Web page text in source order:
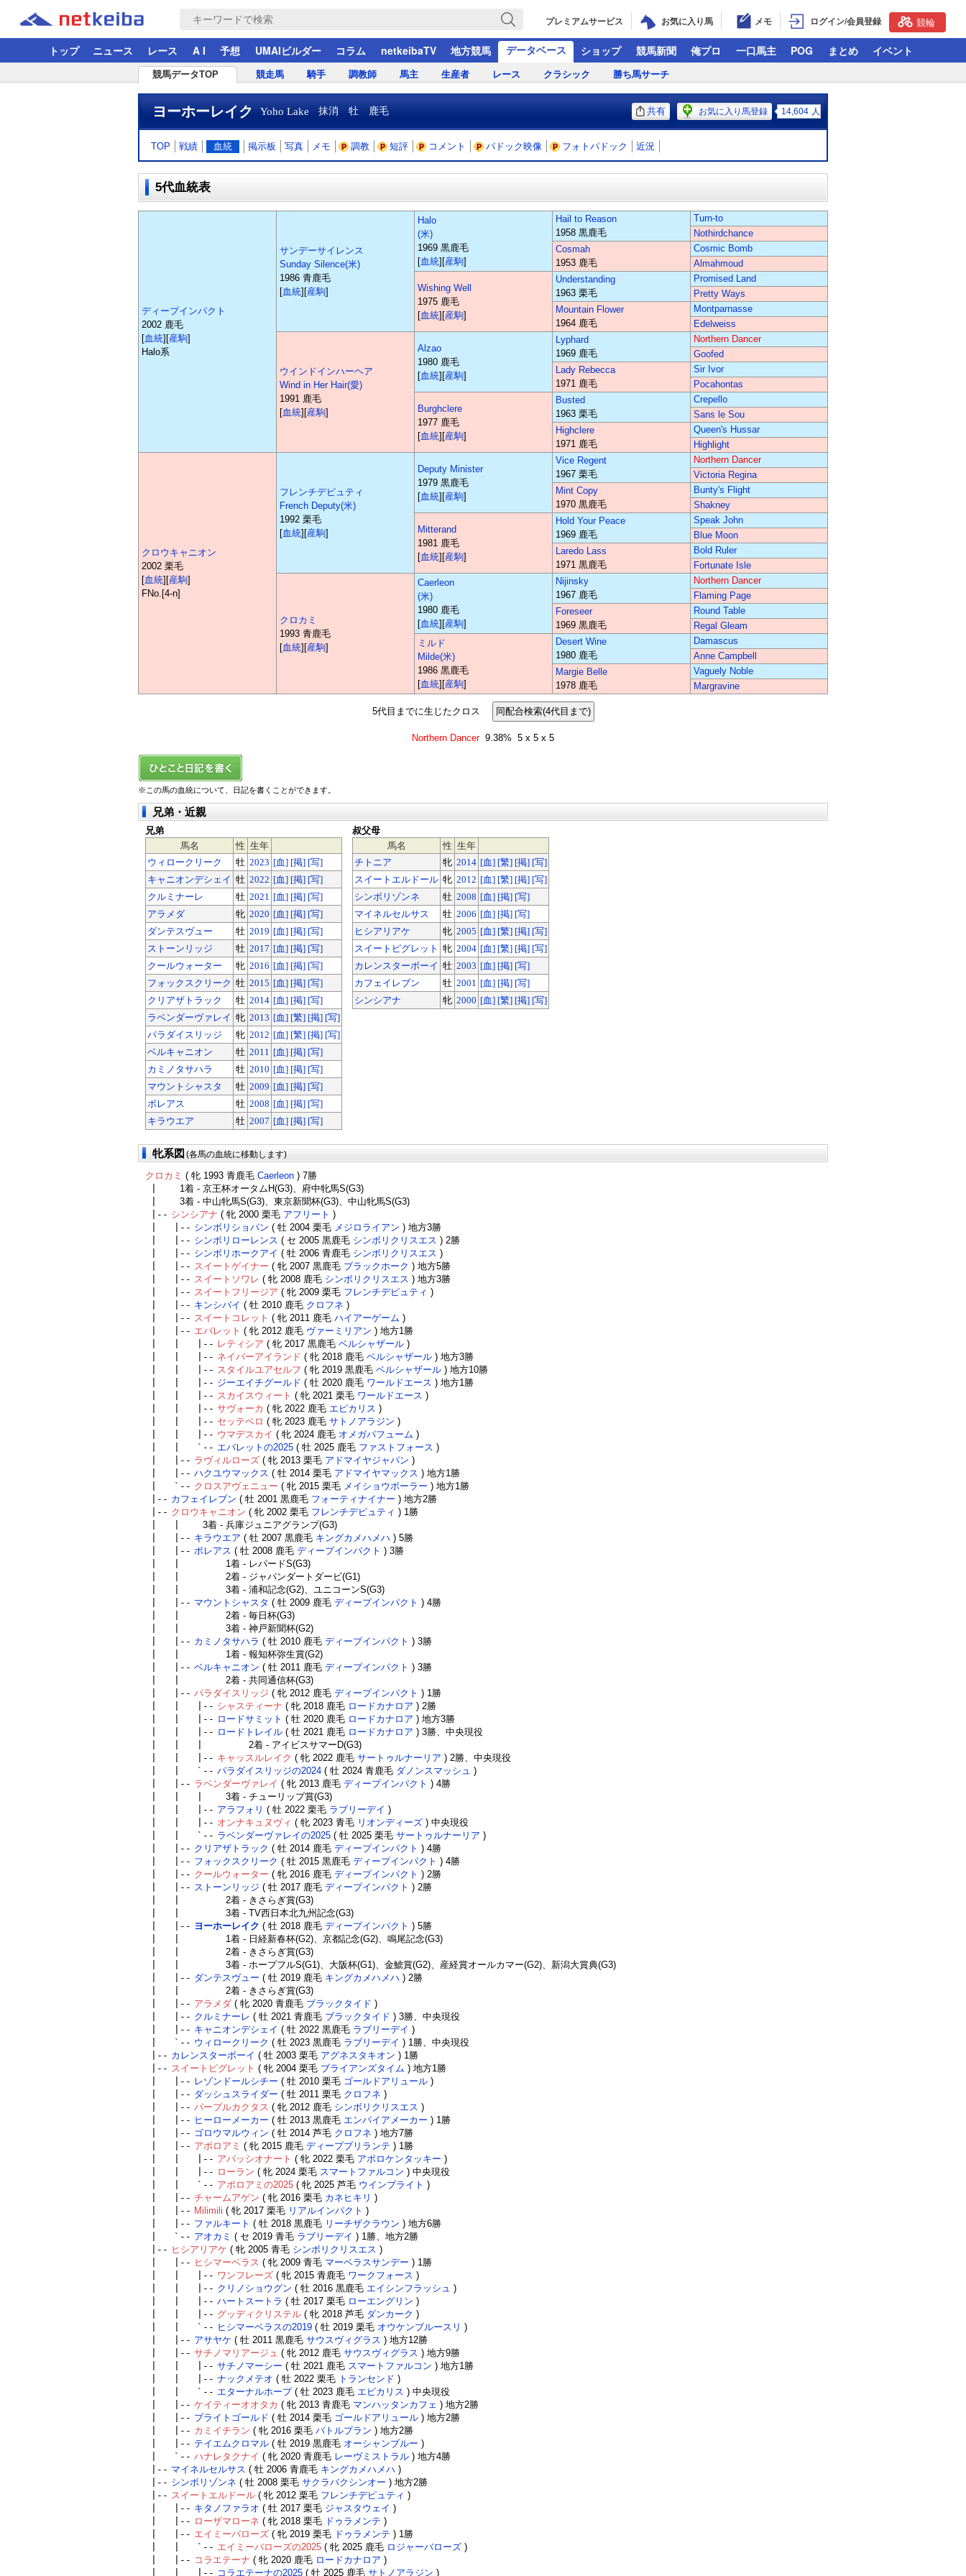
プレミアムサービス お気に入り馬 メモ ログイン/会員登録 競輪
トップ ニュース レース A I 予想 UMAIビルダー コラム netkeibaTV 地方競馬 データベース ショップ 競馬新聞 俺プロ 一口馬主 POG まとめ イベント
競馬データTOP 競走馬 騎手 調教師 馬主 生産者 レース クラシック 勝ち馬サーチ
ヨーホーレイク Yoho Lake 抹消 牡 鹿毛 共有 お気に入り馬登録 14,604 人
TOP 戦績 血統 掲示板 写真 メモ 調教 短評 コメント パドック映像 フォトパドック 近況
5代血統表
ディープインパクト
2002 鹿毛
[血統][産駒]
Halo系
サンデーサイレンス
Sunday Silence(米)
1986 青鹿毛
[血統][産駒]
Halo
(米)
1969 黒鹿毛
[血統][産駒]
Hail to Reason
1958 黒鹿毛
Turn-to
Nothirdchance
Cosmah
1953 鹿毛
Cosmic Bomb
Almahmoud
Wishing Well
1975 鹿毛
[血統][産駒]
Understanding
1963 栗毛
Promised Land
Pretty Ways
Mountain Flower
1964 鹿毛
Montparnasse
Edelweiss
ウインドインハーヘア
Wind in Her Hair(愛)
1991 鹿毛
[血統][産駒]
Alzao
1980 鹿毛
[血統][産駒]
Lyphard
1969 鹿毛
Northern Dancer
Goofed
Lady Rebecca
1971 鹿毛
Sir Ivor
Pocahontas
Burghclere
1977 鹿毛
[血統][産駒]
Busted
1963 栗毛
Crepello
Sans le Sou
Highclere
1971 鹿毛
Queen's Hussar
Highlight
クロウキャニオン
2002 栗毛
[血統][産駒]
FNo.[4-n]
フレンチデピュティ
French Deputy(米)
1992 栗毛
[血統][産駒]
Deputy Minister
1979 黒鹿毛
[血統][産駒]
Vice Regent
1967 栗毛
Northern Dancer
Victoria Regina
Mint Copy
1970 黒鹿毛
Bunty's Flight
Shakney
Mitterand
1981 鹿毛
[血統][産駒]
Hold Your Peace
1969 鹿毛
Speak John
Blue Moon
Laredo Lass
1971 黒鹿毛
Bold Ruler
Fortunate Isle
クロカミ
1993 青鹿毛
[血統][産駒]
Caerleon
(米)
1980 鹿毛
[血統][産駒]
Nijinsky
1967 鹿毛
Northern Dancer
Flaming Page
Foreseer
1969 黒鹿毛
Round Table
Regal Gleam
ミルド
Milde(米)
1986 黒鹿毛
[血統][産駒]
Desert Wine
1980 鹿毛
Damascus
Anne Campbell
Margie Belle
1978 鹿毛
Vaguely Noble
Margravine
5代目までに生じたクロス
Northern Dancer 9.38% 5 x 5 x 5
※この馬の血統について、日記を書くことができます。
兄弟・近親
兄弟
馬名
性 生年
ウィロークリーク
牡 2023 [血] [掲] [写]
キャニオンデシェイ 牡 2022 [血] [掲] [写]
クルミナーレ
牡 2021 [血] [掲] [写]
アラメダ
牝 2020 [血] [掲] [写]
ダンテスヴュー
牡 2019 [血] [掲] [写]
ストーンリッジ
牡 2017 [血] [掲] [写]
クールウォーター
牝 2016 [血] [掲] [写]
フォックスクリーク 牡 2015 [血] [掲] [写]
クリアザトラック
牡 2014 [血] [掲] [写]
ラベンダーヴァレイ 牝 2013 [血] [繁] [掲] [写]
パラダイスリッジ
牝 2012 [血] [繁] [掲] [写]
ベルキャニオン
牡 2011 [血] [掲] [写]
カミノタサハラ
牡 2010 [血] [掲] [写]
マウントシャスタ
牡 2009 [血] [掲] [写]
ボレアス
牡 2008 [血] [掲] [写]
キラウエア
牡 2007 [血] [掲] [写]
叔父母
馬名
性 生年
チトニア
牝 2014 [血] [繁] [掲] [写]
スイートエルドール 牝 2012 [血] [繁] [掲] [写]
シンボリゾンネ
牡 2008 [血] [掲] [写]
マイネルセルサス
牡 2006 [血] [掲] [写]
ヒシアリアケ
牝 2005 [血] [繁] [掲] [写]
スイートピグレット 牝 2004 [血] [繁] [掲] [写]
カレンスターボーイ 牡 2003 [血] [掲] [写]
カフェイレブン
牡 2001 [血] [掲] [写]
シンシアナ
牝 2000 [血] [繁] [掲] [写]
牝系図 (各馬の血統に移動します)
クロカミ ( 牝 1993 青鹿毛 Caerleon ) 7勝
1着 - 京王杯オータムH(G3)、府中牝馬S(G3)
3着 - 中山牝馬S(G3)、東京新聞杯(G3)、中山牝馬S(G3)
|-- シンシアナ ( 牝 2000 栗毛 アフリート )
| |-- シンボリショパン ( 牡 2004 栗毛 メジロライアン ) 地方3勝
| |-- シンボリローレンス ( セ 2005 黒鹿毛 シンボリクリスエス ) 2勝
| |-- シンボリホークアイ ( 牡 2006 青鹿毛 シンボリクリスエス )
| |-- スイートゲイナー ( 牝 2007 黒鹿毛 ブラックホーク ) 地方5勝
| |-- スイートソワレ ( 牝 2008 鹿毛 シンボリクリスエス ) 地方3勝
| |-- スイートフリージア ( 牝 2009 栗毛 フレンチデピュティ )
| |-- キンシバイ ( 牡 2010 鹿毛 クロフネ )
| |-- スイートコレット ( 牝 2011 鹿毛 ハイアーゲーム )
| |-- エバレット ( 牝 2012 鹿毛 ヴァーミリアン ) 地方1勝
| | |-- レティシア ( 牝 2017 黒鹿毛 ベルシャザール )
| | |-- ネイバーアイランド ( 牝 2018 鹿毛 ベルシャザール ) 地方3勝
| | |-- スタイルユアセルフ ( 牝 2019 黒鹿毛 ベルシャザール ) 地方10勝
| | |-- ジーエイチグールド ( 牡 2020 鹿毛 ワールドエース ) 地方1勝
| | |-- スカイスウィート ( 牝 2021 栗毛 ワールドエース )
| | |-- サヴォーカ ( 牝 2022 鹿毛 エピカリス )
| | |-- セッテベロ ( 牝 2023 鹿毛 サトノアラジン )
| | |-- ウマデスカイ ( 牝 2024 鹿毛 オメガパフューム )
| | `-- エバレットの2025 ( 牡 2025 鹿毛 ファストフォース )
| |-- ラヴィルローズ ( 牝 2013 栗毛 アドマイヤジャパン )
| |-- ハクユウマックス ( 牡 2014 栗毛 アドマイヤマックス ) 地方1勝
| `-- クロスアヴェニュー ( 牝 2015 栗毛 メイショウボーラー ) 地方1勝
|-- カフェイレブン ( 牡 2001 黒鹿毛 フォーティナイナー ) 地方2勝
|-- クロウキャニオン ( 牝 2002 栗毛 フレンチデピュティ ) 1勝
3着 - 兵庫ジュニアグランプ(G3)
| |-- キラウエア ( 牡 2007 黒鹿毛 キングカメハメハ ) 5勝
| |-- ボレアス ( 牡 2008 鹿毛 ディープインパクト ) 3勝
1着 - レパードS(G3)
2着 - ジャパンダートダービ(G1)
3着 - 浦和記念(G2)、ユニコーンS(G3)
| |-- マウントシャスタ ( 牡 2009 鹿毛 ディープインパクト ) 4勝
2着 - 毎日杯(G3)
3着 - 神戸新聞杯(G2)
| |-- カミノタサハラ ( 牡 2010 鹿毛 ディープインパクト ) 3勝
1着 - 報知杯弥生賞(G2)
| |-- ベルキャニオン ( 牡 2011 鹿毛 ディープインパクト ) 3勝
2着 - 共同通信杯(G3)
| |-- パラダイスリッジ ( 牝 2012 鹿毛 ディープインパクト ) 1勝
| | |-- シャスティーナ ( 牝 2018 鹿毛 ロードカナロア ) 2勝
| | |-- ロードサミット ( 牡 2020 鹿毛 ロードカナロア ) 地方3勝
| | |-- ロードトレイル ( 牡 2021 鹿毛 ロードカナロア ) 3勝、中央現役
2着 - アイビスサマーD(G3)
| | |-- キャッスルレイク ( 牝 2022 鹿毛 サートゥルナーリア ) 2勝、中央現役
| | `-- パラダイスリッジの2024 ( 牡 2024 青鹿毛 ダノンスマッシュ )
| |-- ラベンダーヴァレイ ( 牝 2013 鹿毛 ディープインパクト ) 4勝
3着 - チューリップ賞(G3)
| | |-- アラフォリ ( 牡 2022 栗毛 ラブリーデイ )
| | |-- オンナキュヌヴィ ( 牝 2023 青毛 リオンディーズ ) 中央現役
| | `-- ラベンダーヴァレイの2025 ( 牡 2025 栗毛 サートゥルナーリア )
| |-- クリアザトラック ( 牡 2014 鹿毛 ディープインパクト ) 4勝
| |-- フォックスクリーク ( 牡 2015 黒鹿毛 ディープインパクト ) 4勝
| |-- クールウォーター ( 牝 2016 鹿毛 ディープインパクト ) 2勝
| |-- ストーンリッジ ( 牡 2017 鹿毛 ディープインパクト ) 2勝
2着 - きさらぎ賞(G3)
3着 - TV西日本北九州記念(G3)
| |-- ヨーホーレイク ( 牡 2018 鹿毛 ディープインパクト ) 5勝
1着 - 日経新春杯(G2)、京都記念(G2)、鳴尾記念(G3)
2着 - きさらぎ賞(G3)
3着 - ホープフルS(G1)、大阪杯(G1)、金鯱賞(G2)、産経賞オールカマー(G2)、新潟大賞典(G3)
| |-- ダンテスヴュー ( 牡 2019 鹿毛 キングカメハメハ ) 2勝
2着 - きさらぎ賞(G3)
| |-- アラメダ ( 牝 2020 青鹿毛 ブラックタイド )
| |-- クルミナーレ ( 牡 2021 青鹿毛 ブラックタイド ) 3勝、中央現役
| |-- キャニオンデシェイ ( 牡 2022 黒鹿毛 ラブリーデイ )
| `-- ウィロークリーク ( 牡 2023 黒鹿毛 ラブリーデイ ) 1勝、中央現役
|-- カレンスターボーイ ( 牡 2003 栗毛 アグネスタキオン ) 1勝
|-- スイートピグレット ( 牝 2004 栗毛 ブライアンズタイム ) 地方1勝
| |-- レゾンドールシチー ( 牡 2010 栗毛 ゴールドアリュール )
| |-- ダッシュスライダー ( 牡 2011 栗毛 クロフネ )
| |-- パープルカクタス ( 牝 2012 鹿毛 シンボリクリスエス )
| |-- ヒーローメーカー ( 牡 2013 黒鹿毛 エンパイアメーカー ) 1勝
| |-- ゴロウマルウィン ( 牡 2014 芦毛 クロフネ ) 地方7勝
| |-- アポロアミ ( 牝 2015 鹿毛 ディープブリランテ ) 1勝
| | |-- アパッシオナート ( 牝 2022 栗毛 アポロケンタッキー )
| | |-- ローラン ( 牝 2024 栗毛 スマートファルコン ) 中央現役
| | `-- アポロアミの2025 ( 牝 2025 芦毛 ウインブライト )
| |-- チャームアゲン ( 牝 2016 栗毛 カネヒキリ )
| |-- Milimili ( 牝 2017 栗毛 リアルインパクト )
| |-- ファルキート ( 牡 2018 黒鹿毛 リーチザクラウン ) 地方6勝
| `-- アオカミ ( セ 2019 青毛 ラブリーデイ ) 1勝、地方2勝
|-- ヒシアリアケ ( 牝 2005 青毛 シンボリクリスエス )
| |-- ヒシマーベラス ( 牝 2009 青毛 マーベラスサンデー ) 1勝
| | |-- ワンフレーズ ( 牝 2015 青鹿毛 ワークフォース )
| | |-- クリノショウグン ( 牡 2016 黒鹿毛 エイシンフラッシュ )
| | |-- ハートスートラ ( 牡 2017 栗毛 ローエングリン )
| | |-- グッディクリステル ( 牝 2018 芦毛 ダンカーク )
| | `-- ヒシマーベラスの2019 ( 牡 2019 栗毛 オウケンブルースリ )
| |-- アサヤケ ( 牡 2011 黒鹿毛 サウスヴィグラス ) 地方12勝
| |-- サチノマリアージュ ( 牝 2012 鹿毛 サウスヴィグラス ) 地方9勝
| | |-- サチノマーシー ( 牡 2021 鹿毛 スマートファルコン ) 地方1勝
| | |-- ナックメテオ ( 牡 2022 栗毛 トランセンド )
| | `-- エターナルホープ( 牡 2023 鹿毛 エピカリス ) 中央現役
| |-- ケイティーオオタカ ( 牝 2013 青鹿毛 マンハッタンカフェ ) 地方2勝
| |-- ブライトゴールド ( 牡 2014 栗毛 ゴールドアリュール ) 地方2勝
| |-- カミイチラン ( 牝 2016 栗毛 バトルプラン ) 地方2勝
| |-- テイエムクロマル ( 牡 2019 黒鹿毛 オーシャンブルー )
| `-- ハナレタクナイ ( 牝 2020 青鹿毛 レーヴミストラル ) 地方4勝
|-- マイネルセルサス ( 牡 2006 青鹿毛 キングカメハメハ )
|-- シンボリゾンネ ( 牡 2008 栗毛 サクラバクシンオー ) 地方2勝
|-- スイートエルドール ( 牝 2012 栗毛 フレンチデピュティ )
| |-- キタノファラオ ( 牡 2017 栗毛 ジャスタウェイ )
| |-- ローザマローネ ( 牝 2018 栗毛 ドゥラメンテ )
| |-- エイミーバローズ ( 牝 2019 栗毛 ドゥラメンテ ) 1勝
| | `-- エイミーバローズの2025 ( 牝 2025 鹿毛 ロジャーバローズ )
| |-- コラエテーナ ( 牝 2020 鹿毛 ロードカナロア )
| | |-- コラエテーナの2025 ( 牡 2025 鹿毛 サトノアラジン )